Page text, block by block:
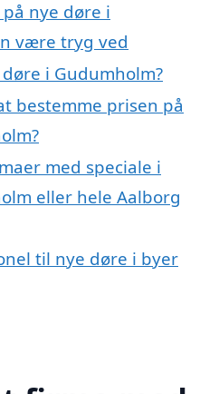
nye døre i
være tryg ved
i Gudumholm?
bestemme prisen på
med speciale i
eller hele Aalborg
til nye døre i byer